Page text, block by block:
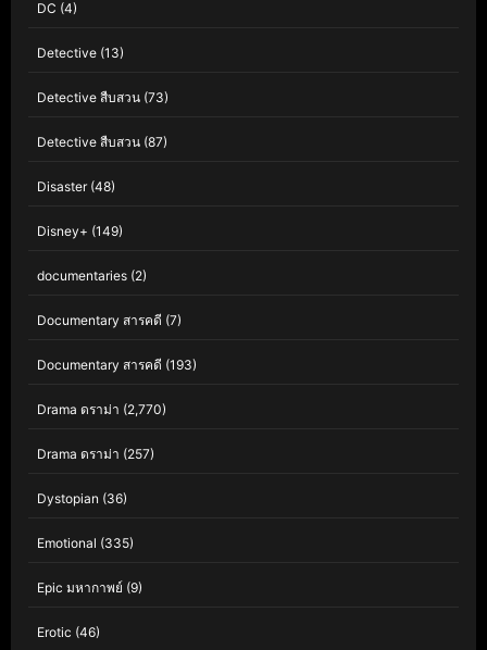
DC (4)
Detective (13)
Detective สืบสวน (73)
Detective สืบสวน (87)
Disaster(48)
Disney+ (149)
documentaries (2)
Documentary สารคดี (7)
Documentary สารคดี (193)
Drama ดราม่า (2,770)
Drama ดราม่า (257)
Dystopian (36)
Emotional (335)
Epic มหากาพย์ (9)
Erotic (46)